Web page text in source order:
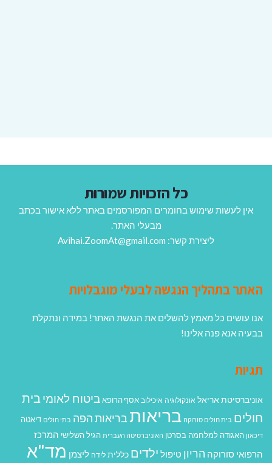
כל הזכויות שמורות
אין לעשות שימוש בחומרים המפורסמים באתר ללא אישור בכתב
מבעלי האתר.
ליצירת קשר: Avihai.ZoomAt@gmail.com
האתר בתהליך הנגשה לבעלי מוגבלויות
אנו עושים כל מאמץ להשלים את הנגשת האתר! במידה ונתקלת
בבעיה אנא פנה אלינו!
תגיות
אוניברסיטת אריאל אונקולוגיה איכילוב אסף הרופא ביטוח לאומיבית
חולים בית חולים סורוקה בריאותבריאות הפה בתי חולים דיאטה
דיכאון האגודה למלחמה בסרטן האוניברסיטה העברית הגיל השלישי המרכז
הרפואי סורוקה הריון טיפול ילדים כללית לידה ליצמן מד"א